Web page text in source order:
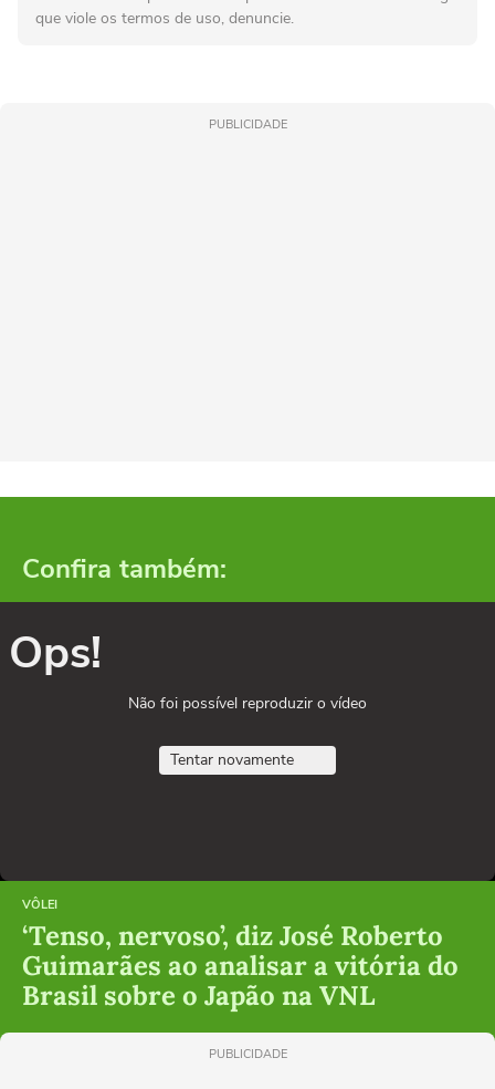
que viole os termos de uso, denuncie.
PUBLICIDADE
Confira também:
Ops!
Não foi possível reproduzir o vídeo
Tentar novamente
VÔLEI
‘Tenso, nervoso’, diz José Roberto
Guimarães ao analisar a vitória do
Brasil sobre o Japão na VNL
PUBLICIDADE